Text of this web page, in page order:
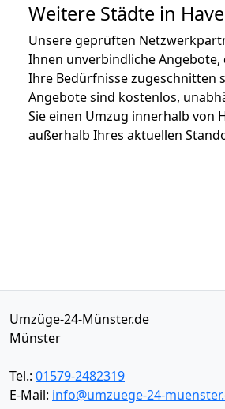
Weitere Städte in
Unsere geprüften
Ihnen unverbindliche Angebote,
Ihre Bedürfnisse zugeschnitten
Angebote sind kostenlos,
Sie einen Umzug innerhalb von
außerhalb Ihres aktuellen
Umzüge-24-Münster.de
Münster
Tel.: 01579-2482319
E-Mail: info@umzuege-24-